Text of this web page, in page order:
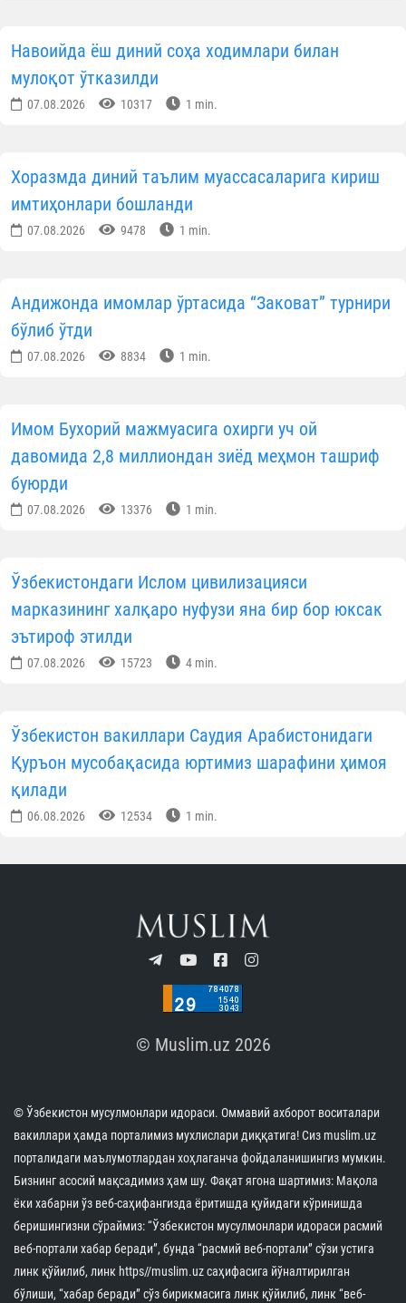
Навоийда ёш диний соҳа ходимлари билан
мулоқот ўтказилди
07.08.2026 10317 1 min.
Хоразмда диний таълим муассасаларига кириш
имтиҳонлари бошланди
07.08.2026 9478 1 min.
Андижонда имомлар ўртасида “Заковат” турнири
бўлиб ўтди
07.08.2026 8834 1 min.
Имом Бухорий мажмуасига охирги уч ой
давомида 2,8 миллиондан зиёд меҳмон ташриф
буюрди
07.08.2026 13376 1 min.
Ўзбекистондаги Ислом цивилизацияси
марказининг халқаро нуфузи яна бир бор юксак
эътироф этилди
07.08.2026 15723 4 min.
Ўзбекистон вакиллари Саудия Арабистонидаги
Қуръон мусобақасида юртимиз шарафини ҳимоя
қилади
06.08.2026 12534 1 min.
© Muslim.uz 2026
© Ўзбекистон мусулмонлари идораси. Оммавий ахборот воситалари
вакиллари ҳамда порталимиз мухлислари диққатига! Сиз muslim.uz
порталидаги маълумотлардан хоҳлаганча фойдаланишингиз мумкин.
Бизнинг асосий мақсадимиз ҳам шу. Фақат ягона шартимиз: Мақола
ёки хабарни ўз веб-саҳифангизда ёритишда қуйидаги кўринишда
беришингизни сўраймиз: “Ўзбекистон мусулмонлари идораси расмий
веб-портали хабар беради”, бунда “расмий веб-портали” сўзи устига
линк қўйилиб, линк https//muslim.uz саҳифасига йўналтирилган
бўлиши, “хабар беради” сўз бирикмасига линк қўйилиб, линк “веб-